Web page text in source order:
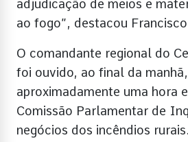
adjudicação de meios e
ao fogo”, destacou
O comandante regional do
foi ouvido, ao final da
aproximadamente uma hora
Comissão Parlamentar de
negócios dos incêndios rurais.